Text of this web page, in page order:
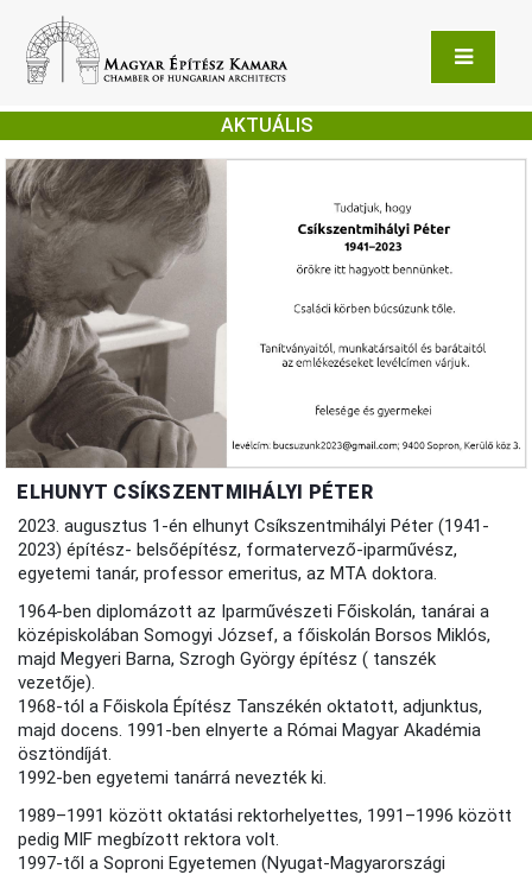
AKTUÁLIS
ELHUNYT CSÍKSZENTMIHÁLYI PÉTER
2023. augusztus 1-én elhunyt Csíkszentmihályi Péter (1941-
2023) építész- belsőépítész, formatervező-iparművész,
egyetemi tanár, professor emeritus, az MTA doktora.
1964-ben diplomázott az Iparművészeti Főiskolán, tanárai a
középiskolában Somogyi József, a főiskolán Borsos Miklós,
majd Megyeri Barna, Szrogh György építész ( tanszék
vezetője).
1968-tól a Főiskola Építész Tanszékén oktatott, adjunktus,
majd docens. 1991-ben elnyerte a Római Magyar Akadémia
ösztöndíját.
1992-ben egyetemi tanárrá nevezték ki.
1989–1991 között oktatási rektorhelyettes, 1991–1996 között
pedig MIF megbízott rektora volt.
1997-től a Soproni Egyetemen (Nyugat-Magyarországi